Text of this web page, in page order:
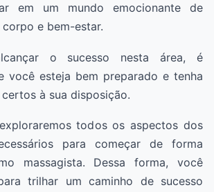
em um mundo emocionante de
e bem-estar.
o sucesso nesta área, é
você esteja bem preparado e tenha
à sua disposição.
todos os aspectos dos
para começar de forma
massagista. Dessa forma, você
trilhar um caminho de sucesso